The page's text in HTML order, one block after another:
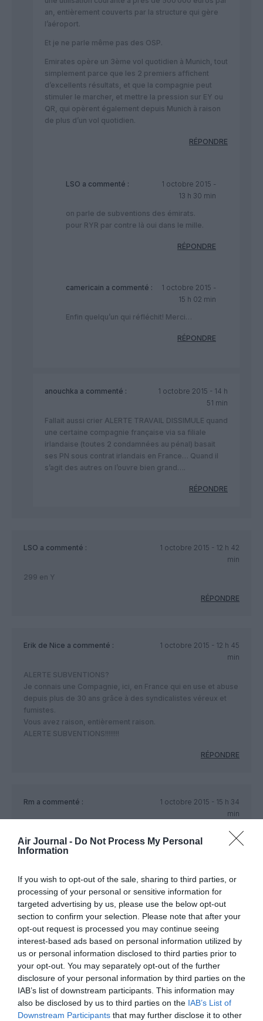
Air Journal - Do Not Process My Personal
Information
If you wish to opt-out of the sale, sharing to third parties, or
processing of your personal or sensitive information for
targeted advertising by us, please use the below opt-out
section to confirm your selection. Please note that after your
opt-out request is processed you may continue seeing
interest-based ads based on personal information utilized by
us or personal information disclosed to third parties prior to
your opt-out. You may separately opt-out of the further
disclosure of your personal information by third parties on the
IAB’s list of downstream participants. This information may
also be disclosed by us to third parties on the IAB’s List of
Downstream Participants that may further disclose it to other
an, entièrement couverts par la structure qui gère
l’aéroport.
Et je ne parle même pas des OSP.
Emirates opère un 3ème vol quotidien à Munich, tout
simplement parce que les 2 premiers affichent
d’excellents résultats, et que la compagnie peut
stimuler le marcher, et mettre la pression sur EY ou
QR, qui opèrent également depuis Munich à raison
de plus d’un vol quotidien.
RÉPONDRE
LSO a commenté :
1 octobre 2015 -
13 h 30 min
on parle de subventions des émirats.
pour RYR par contre là oui dans le mille.
RÉPONDRE
camericain a commenté :
1 octobre 2015 -
15 h 02 min
Enfin quelqu’un qui réfléchit! Merci…
RÉPONDRE
anouchka a commenté :
1 octobre 2015 - 14 h
51 min
Fallait aussi crier ALERTE TRAVAIL DISSIMULE quand
une certaine compagnie française via sa filiale
irlandaise (toutes 2 condamnées au pénal) basait
ses PN sous contrat irlandais en France… Quand il
s’agit des autres on l’ouvre bien grand….
RÉPONDRE
LSO a commenté :
1 octobre 2015 - 12 h 42
min
299 en Y
RÉPONDRE
Erik de Nice a commenté :
1 octobre 2015 - 12 h 45
min
ALERTE SUBVENTIONS?
Je connais une Compagnie, ici, en France qui en use et abuse
depuis plus de 30 ans grâce à des syndicalistes véreux et
fumistes.
Vous avez raison, entièrement raison.
ALERTE SUBVENTIONS!!!!!!!!
RÉPONDRE
Rm a commenté :
1 octobre 2015 - 15 h 34
min
Et dire que c’est toute une histoire pour avoir un vol quotidien
pour Lyon
Pathetique
RÉPONDRE
Boeing 777-300era
commenté :
1 octobre 2015 - 16 h
57 min
L’État protège Air France face aux compagnies
étrangères qui n’ont pas les mêmes charges. Ce
n’est pas une “exception française”; le Canada le fait
aussi, la Chine le fait également… Alors l’Europe du
libéralisme sauvage non merci !
RÉPONDRE